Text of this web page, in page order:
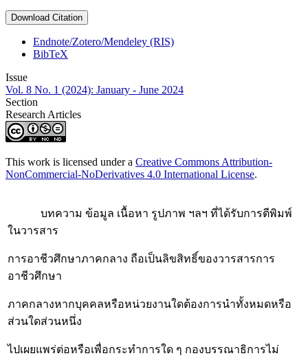
Download Citation
Endnote/Zotero/Mendeley (RIS)
BibTeX
Issue
Vol. 8 No. 1 (2024): January - June 2024
Section
Research Articles
This work is licensed under a Creative Commons Attribution-
NonCommercial-NoDerivatives 4.0 International License.
บทความ ข้อมูล เนื้อหา รูปภาพ ฯลฯ ที่ได้รับการตีพิมพ์
ในวารสาร
การอาชีวศึกษาภาคกลาง ถือเป็นลิขสิทธิ์ของวารสารการ
อาชีวศึกษา
ภาคกลางหากบุคคลหรือหน่วยงานใดต้องการนำทั้งหมดหรือ
ส่วนใดส่วนหนึ่ง
ไปเผยแพร่ต่อหรือเพื่อกระทำการใด ๆ กองบรรณาธิการไม่